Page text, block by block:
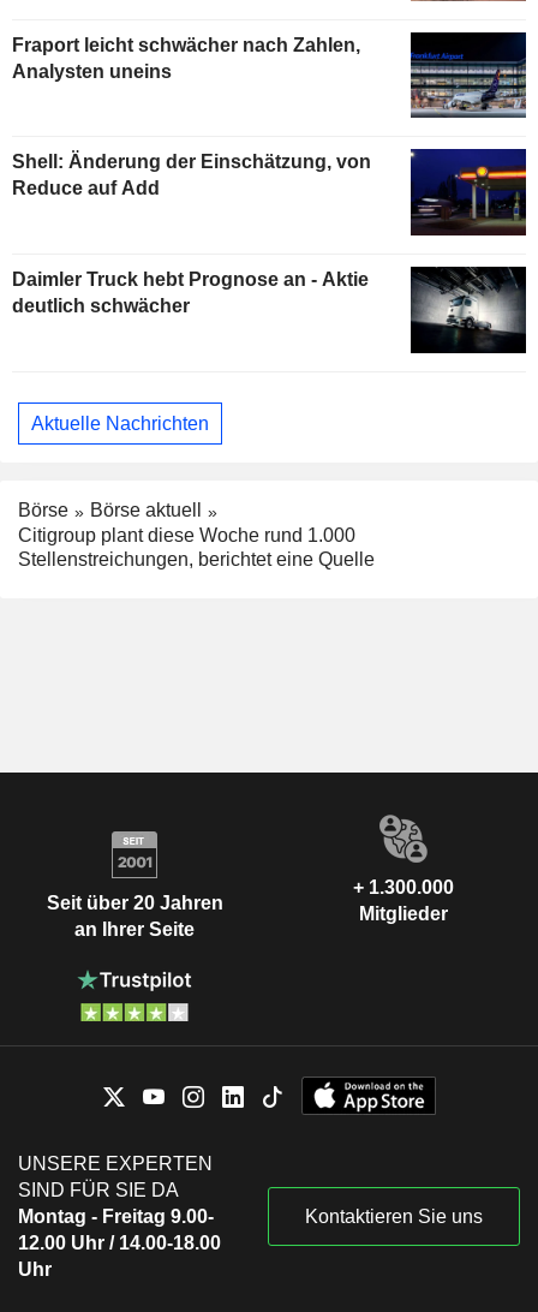
Fraport leicht schwächer nach Zahlen,
Analysten uneins
Shell: Änderung der Einschätzung, von
Reduce auf Add
Daimler Truck hebt Prognose an - Aktie
deutlich schwächer
Aktuelle Nachrichten
Börse
Börse aktuell
Citigroup plant diese Woche rund 1.000
Stellenstreichungen, berichtet eine Quelle
Seit über 20 Jahren
an Ihrer Seite
+ 1.300.000
Mitglieder
UNSERE EXPERTEN
SIND FÜR SIE DA
Montag - Freitag 9.00-
12.00 Uhr / 14.00-18.00
Uhr
Kontaktieren Sie uns